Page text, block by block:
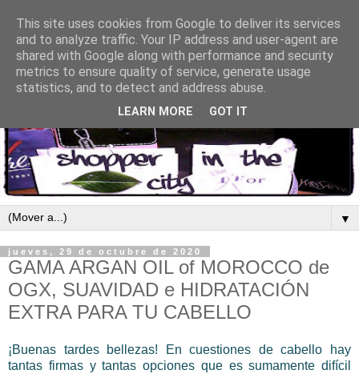
▼
jueves, 29 de octubre de 2020
GAMA ARGAN OIL of MOROCCO de
OGX, SUAVIDAD e HIDRATACIÓN
EXTRA PARA TU CABELLO
¡Buenas tardes bellezas! En cuestiones de cabello hay
tantas firmas y tantas opciones que es sumamente difícil
This site uses cookies from Google to deliver its services
and to analyze traffic. Your IP address and user-agent are
shared with Google along with performance and security
metrics to ensure quality of service, generate usage
statistics, and to detect and address abuse.
LEARN MORE GOT IT